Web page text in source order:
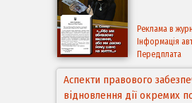
Реклама в
Інформація
Передплата
Аспекти правового
відновлення дії окремих